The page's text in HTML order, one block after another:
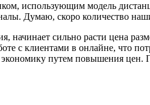
использующим модель
Думаю, скоро количество
начинает сильно расти цена
с клиентами в онлайне, что
путем повышения цен.